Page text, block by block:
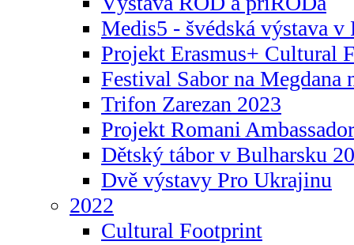
Medis5 - švédská výstava v
Projekt Erasmus+ Cultural
Festival Sabor na Megdana
Trifon Zarezan 2023
Projekt Romani
Dětský tábor v Bulharsku
Dvě výstavy Pro Ukrajinu
2022
Cultural Footprint